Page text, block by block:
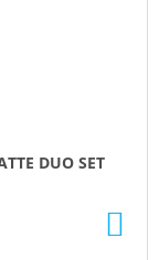
DUO SET